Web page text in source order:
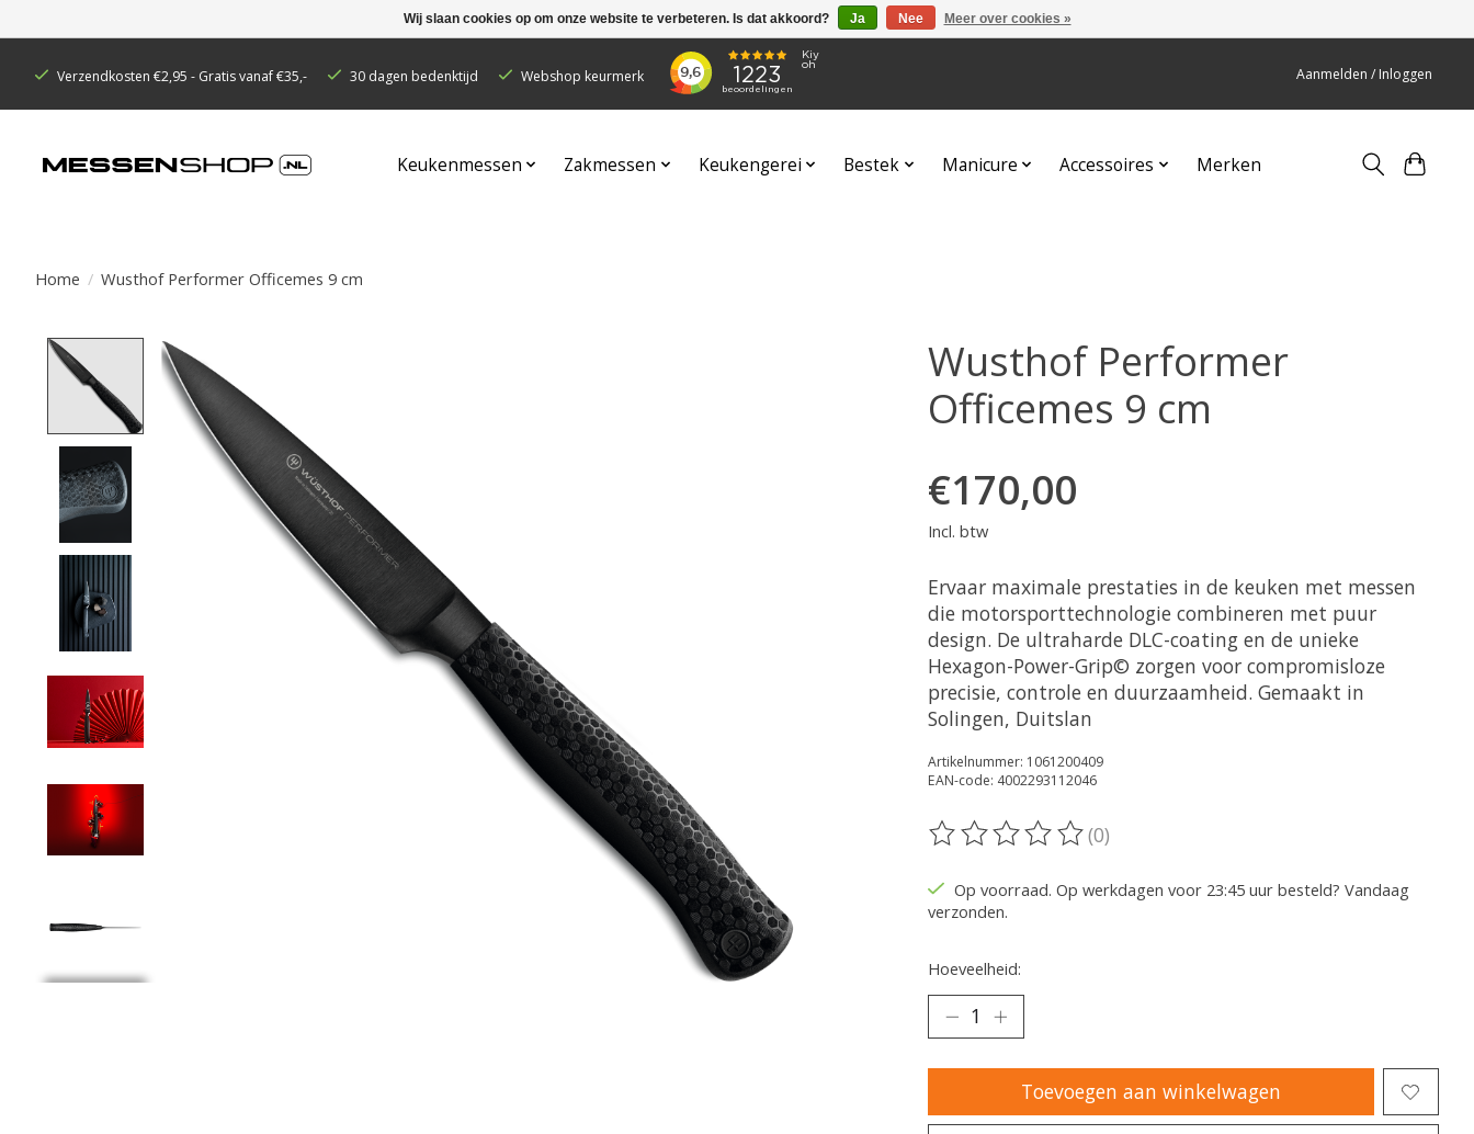
Verzendkosten €2,95 - Gratis vanaf €35,- 30 dagen bedenktijd Webshop keurmerk Aanmelden / Inloggen
Keukenmessen Zakmessen Keukengerei Bestek Manicure Accessoires Merken
Home / Wusthof Performer Officemes 9 cm
Product image slideshow Items
Wusthof Performer
Officemes 9 cm
€170,00
Incl. btw
Ervaar maximale prestaties in de keuken met messen
die motorsporttechnologie combineren met puur
design. De ultraharde DLC-coating en de unieke
Hexagon-Power-Grip© zorgen voor compromisloze
precisie, controle en duurzaamheid. Gemaakt in
Solingen, Duitslan
Artikelnummer: 1061200409
EAN-code: 4002293112046
De beoordeling van dit product is
(0)
Op voorraad. Op werkdagen voor 23:45 uur besteld? Vandaag
verzonden.
Hoeveelheid:
Toevoegen aan winkelwagen
Wij slaan cookies op om onze website te verbeteren. Is dat akkoord? Ja Nee Meer over cookies »